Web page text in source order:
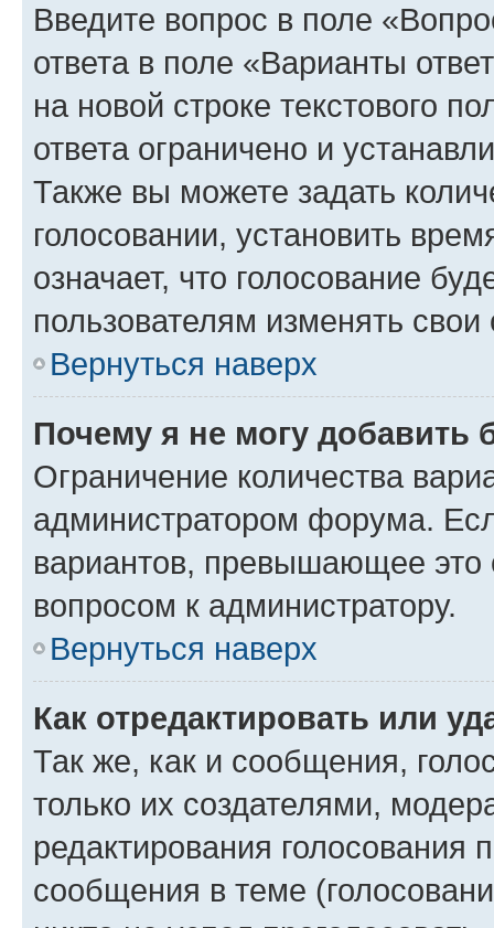
Введите вопрос в поле
ответа в поле «Варианты
на новой строке текстового
ответа ограничено и
Также вы можете задать
голосовании, установить
означает, что голосование
пользователям изменять свои
Вернуться наверх
Почему я не могу добавить
Ограничение количества
администратором форума.
вариантов, превышающее это
вопросом к администратору.
Вернуться наверх
Как отредактировать или
Так же, как и сообщения,
только их создателями,
редактирования голосования
сообщения в теме